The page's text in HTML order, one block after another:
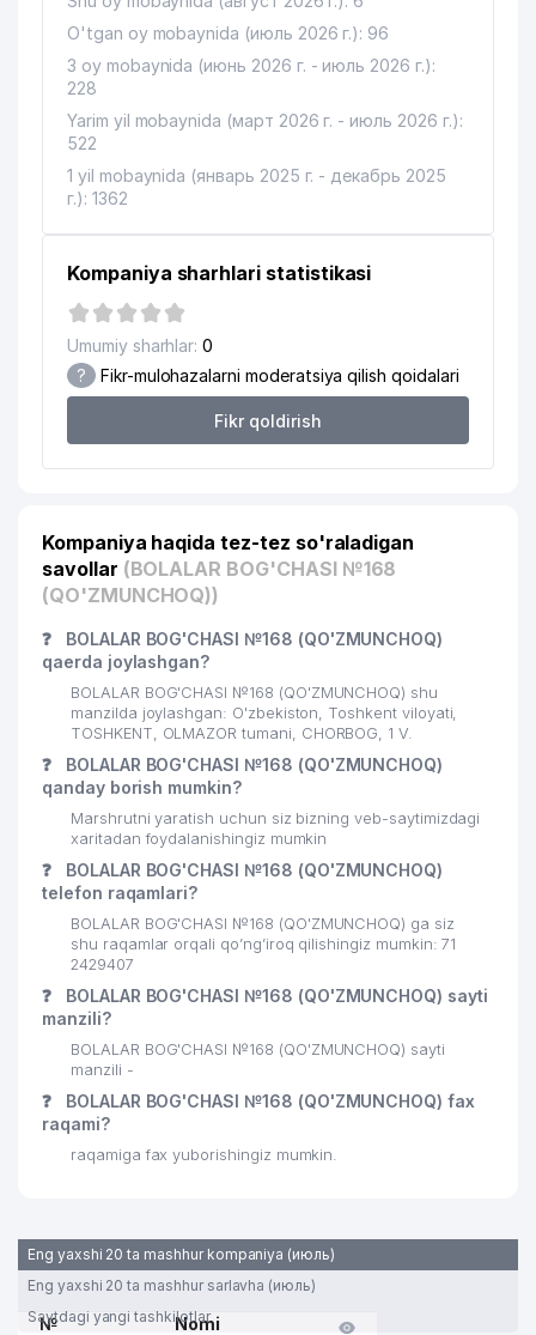
O'tgan oy mobaynida (июль 2026 г.): 96
3 oy mobaynida (июнь 2026 г. - июль 2026 г.):
228
Yarim yil mobaynida (март 2026 г. - июль 2026 г.):
522
1 yil mobaynida (январь 2025 г. - декабрь 2025
г.): 1362
Kompaniya sharhlari statistikasi
Umumiy sharhlar: 0
? Fikr-mulohazalarni moderatsiya qilish qoidalari
Fikr qoldirish
Kompaniya haqida tez-tez so'raladigan
savollar (BOLALAR BOG'CHASI №168
(QO'ZMUNCHOQ))
❓
BOLALAR BOG'CHASI №168 (QO'ZMUNCHOQ)
qaerda joylashgan?
BOLALAR BOG'CHASI №168 (QO'ZMUNCHOQ) shu
manzilda joylashgan: O'zbekiston, Toshkent viloyati,
TOSHKENT, OLMAZOR tumani, CHORBOG, 1 V.
❓
BOLALAR BOG'CHASI №168 (QO'ZMUNCHOQ)
qanday borish mumkin?
Marshrutni yaratish uchun siz bizning veb-saytimizdagi
xaritadan foydalanishingiz mumkin
❓
BOLALAR BOG'CHASI №168 (QO'ZMUNCHOQ)
telefon raqamlari?
BOLALAR BOG'CHASI №168 (QO'ZMUNCHOQ) ga siz
shu raqamlar orqali qo’ng’iroq qilishingiz mumkin: 71
2429407
❓
BOLALAR BOG'CHASI №168 (QO'ZMUNCHOQ) sayti
manzili?
BOLALAR BOG'CHASI №168 (QO'ZMUNCHOQ) sayti
manzili -
❓
BOLALAR BOG'CHASI №168 (QO'ZMUNCHOQ) fax
raqami?
raqamiga fax yuborishingiz mumkin.
Eng yaxshi 20 ta mashhur kompaniya (июль)
Eng yaxshi 20 ta mashhur sarlavha (июль)
Saytdagi yangi tashkilotlar
№
Nomi